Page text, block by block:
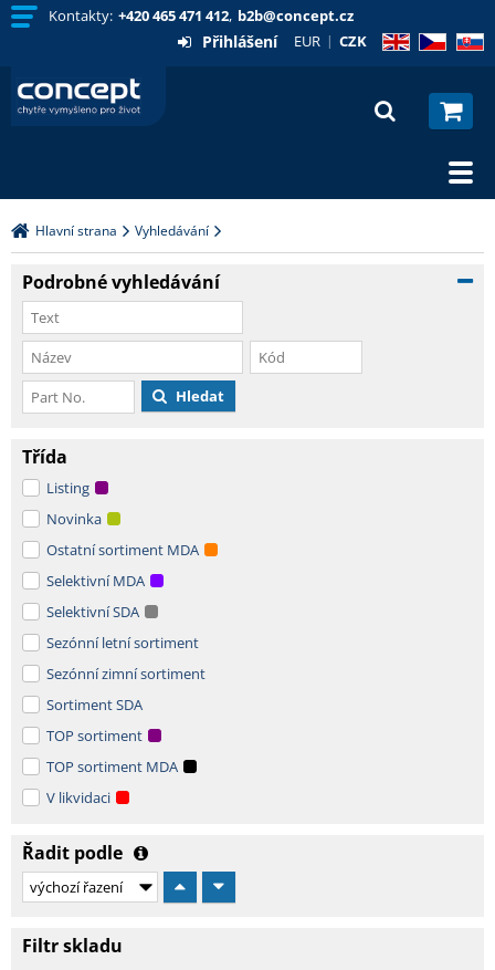
Kontakty: +420 465 471 412, b2b@concept.cz
EN CZ SK
EUR CZK
Přihlášení
Hlavní strana Vyhledávání
Podrobné vyhledávání
Hledat
Třída
Listing
Novinka
Ostatní sortiment MDA
Selektivní MDA
Selektivní SDA
Sezónní letní sortiment
Sezónní zimní sortiment
Sortiment SDA
TOP sortiment
TOP sortiment MDA
V likvidaci
Řadit podle
Filtr skladu